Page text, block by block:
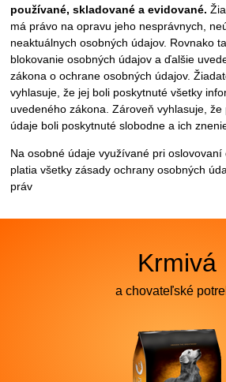
používané, skladované a evidované.
má právo na opravu jeho nesprávnych,
neaktuálnych osobných údajov. Rovnako
blokovanie osobných údajov a ďalšie
zákona o ochrane osobných údajov.
vyhlasuje, že jej boli poskytnuté všetky
uvedeného zákona. Zároveň vyhlasuje,
údaje boli poskytnuté slobodne a ich
Na osobné údaje využívané pri
platia všetky zásady ochrany osobných
práv
Krmivá
a chovateľské